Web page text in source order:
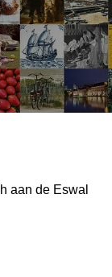
aan de Eswal